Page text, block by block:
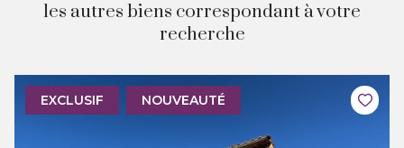
les autres biens correspondant à votre
recherche
EXCLUSIF NOUVEAUTÉ